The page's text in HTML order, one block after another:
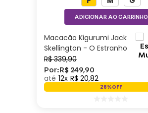
Macacão Kigurumi Jack
Skellington - O Estranho
Mundo de Jack
R$ 339,90
Por:R$ 249,90
12 R$ 20,82
26%OFF
ADICIONAR AO CARRINHO